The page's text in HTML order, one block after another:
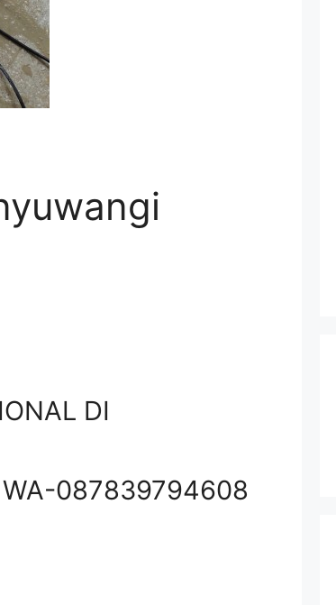
DI
087839794608